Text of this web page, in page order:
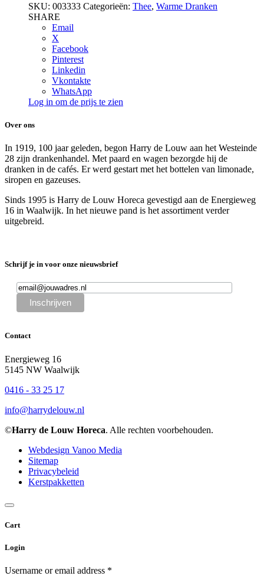
aantal
SKU: 003333 Categorieën: Thee, Warme Dranken
SHARE
Email
X
Facebook
Pinterest
Linkedin
Vkontakte
WhatsApp
Log in om de prijs te zien
Over ons
In 1919, 100 jaar geleden, begon Harry de Louw aan het Westeinde
28 zijn drankenhandel. Met paard en wagen bezorgde hij de
dranken in de cafés. Er werd gestart met het bottelen van limonade,
siropen en gazeuses.
Sinds 1995 is Harry de Louw Horeca gevestigd aan de Energieweg
16 in Waalwijk. In het nieuwe pand is het assortiment verder
uitgebreid.
Schrijf je in voor onze nieuwsbrief
Contact
Energieweg 16
5145 NW Waalwijk
0416 - 33 25 17
info@harrydelouw.nl
©Harry de Louw Horeca. Alle rechten voorbehouden.
Webdesign Vanoo Media
Sitemap
Privacybeleid
Kerstpakketten
Cart
Login
Username or email address *